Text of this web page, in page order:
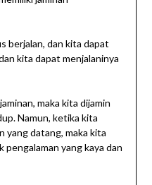
berjalan, dan kita dapat
kita dapat menjalaninya
maka kita dijamin
Namun, ketika kita
yang datang, maka kita
pengalaman yang kaya dan